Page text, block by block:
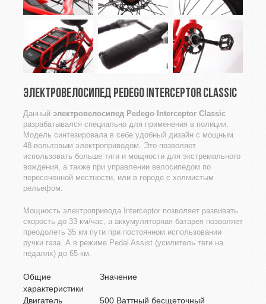
ЭЛЕКТРОВЕЛОСИПЕД PEDEGO INTERCEPTOR CLASSIC
Данный электровелосипед Pedego Interceptor Classic
разрабатывался специально для применения в полиции.
Модель синтезировала в себе удобный дизайн с мощным
48-вольтовым электроприводом. Это позволяет
использовать больше тяги и мощности для экстремального
вождения, а также при управлении велосипедом по
пересеченной местности, или в городе с холмистым
рельефом.
Мощность электропривода Interceptor позволяет развивать
скорость до 33 км/час, а аккумуляторная батарея позволяет
преодолеть 35 км пути при постоянном использовании
ручки газа. А в режиме Pedal Assist (усилитель теги на
педалях) до 65 км.
Общие
характеристики
Значение
Двигатель
500 Ваттный бесщеточный